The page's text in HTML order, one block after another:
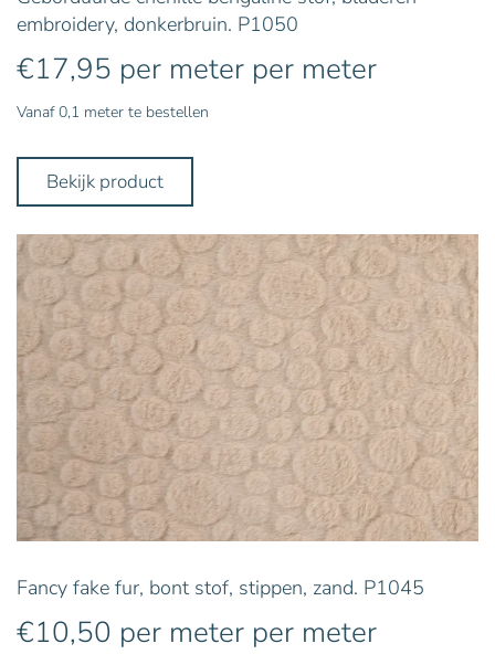
embroidery, donkerbruin. P1050
€17,95 per meter per meter
Vanaf 0,1 meter te bestellen
Bekijk product
Fancy fake fur, bont stof, stippen, zand. P1045
€10,50 per meter per meter